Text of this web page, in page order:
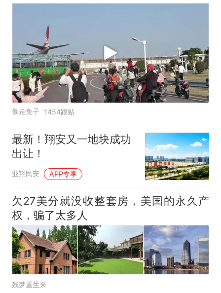
暴走兔子 1454跟贴
最新！翔安又一地块成功
出让！
业翔民安 APP专享
欠27美分就没收整套房，美国的永久产
权，骗了太多人
残梦重生来